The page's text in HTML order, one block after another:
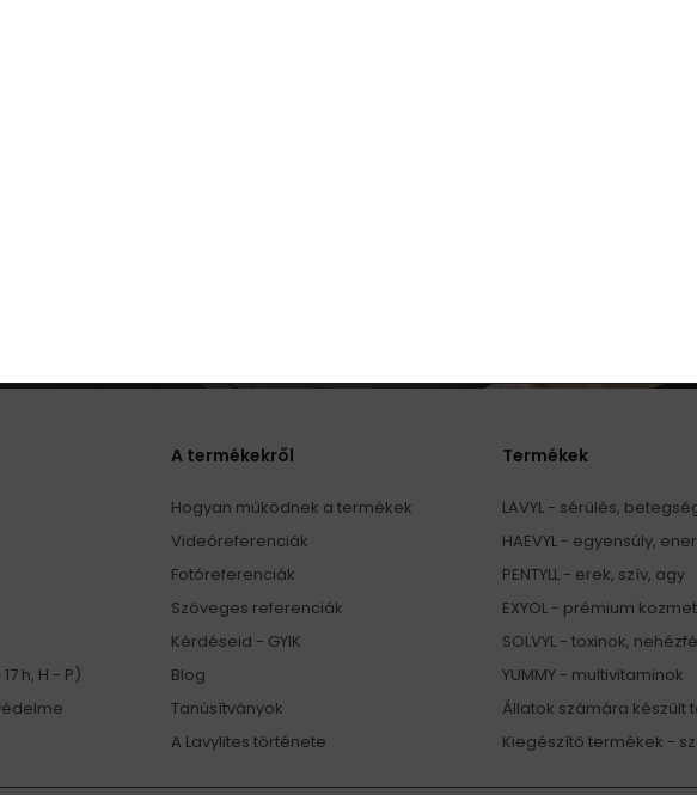
akcióról, újdonságról vagy tippről sem...
az újdonságokról és akciós ajánlatokról, és egyetértek a
h, H - P)
A termékekről
Hogyan működnek a termékek
Videóreferenciák
Fotóreferenciák
Szöveges referenciák
Kérdéseid - GYIK
Blog
Tanúsítványok
A Lavylites története
Termékek
LAVYL - sérülés,
HAEVYL - egyensúly,
PENTYLL - erek, szív, agy
EXYOL - prémium
SOLVYL - toxinok,
YUMMY - multivitaminok
Állatok számára készült
Kiegészítő termékek -